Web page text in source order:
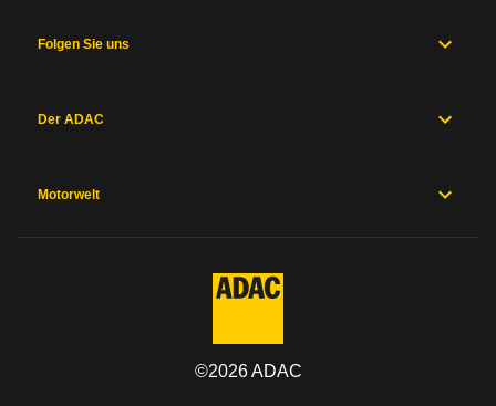
Folgen Sie uns
Der ADAC
Motorwelt
©2026ADAC